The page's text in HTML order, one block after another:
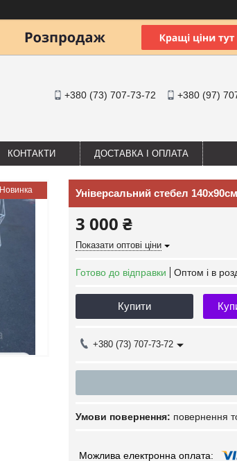
+380 (73) 707-73-72 +380 (97)
КОНТАКТИ ДОСТАВКА І ОПЛАТА
Новинка Універсальний стебел
3 000 ₴
Показати оптові ціни
Готово до відправки Оптом і в
Купити
+380 (73) 707-73-72
повернення